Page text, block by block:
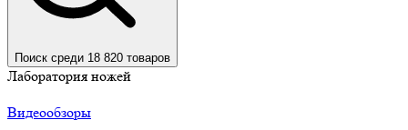
Поиск среди 18 820 товаров
Лаборатория ножей
Видеообзоры